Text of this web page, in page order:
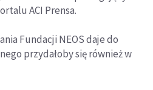
ACI Prensa.
Fundacji NEOS daje do
przydałoby się również w